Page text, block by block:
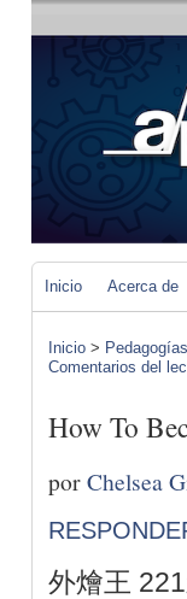
Inicio Acerca de
Inicio >
Comentarios del
How To
porChelsea
外燴王